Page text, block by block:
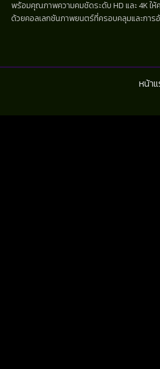
พร้อมคุณภาพความคมชัดระดับ HD และ 4K ใ
ด้วยคอลเลกชันภาพยนตร์ที่ครอบคลุมและการ
หน้า